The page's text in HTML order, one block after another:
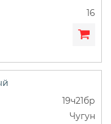
16
19ч21бр
Чугун